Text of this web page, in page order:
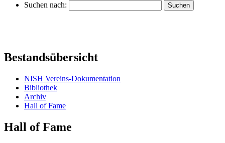
Suchen nach:
Bestandsübersicht
NISH Vereins-Dokumentation
Bibliothek
Archiv
Hall of Fame
Hall of Fame